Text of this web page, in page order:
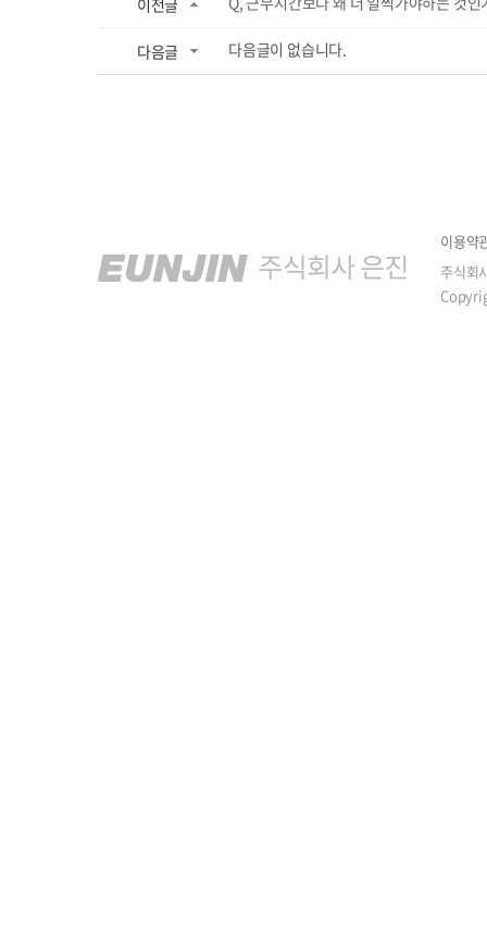
이전글
다음글 다음글이 없습니다.
이용약
주식회